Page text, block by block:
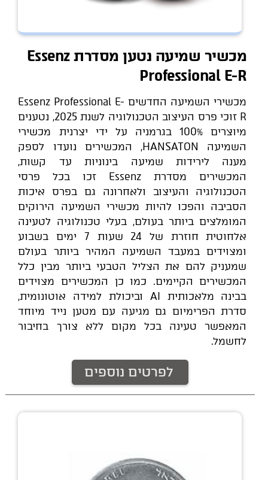
מכשיר שמיעה נטען מסדרת Essenz
Professional E-R
מכשירי השמיעה החדשים Essenz Professional E-
R זוכי פרס העיצוב הטכנולוגיה לשנת 2025, נטענים
מיוצרים 100% בגרמניה על ידי יצרנית מכשירי
השמיעה HANSATON, המכשירים נועדו לספק
מענה לירידות שמיעה בינוניות עד קשות,
המכשירים מסדרת Essenz זכו בכל פרסי
הטכנולוגיה והעיצוב ולאחרונה גם בפרס איכות
הסביבה והפכו להיות מכשירי השמיעה הירוקים
המומלצים ביותר בעולם, בעלי טכנולוגיה לטעינה
אלחוטית חוזרת של 24 שעות 7 ימים בשבוע
ומצוידים במעבד השמיעה המהיר ביותר בעולם
שמעניק להם את הצליל הטבעי ביותר מבין כלל
המכשירים הקיימים. כמו כן המכשירים מצוידים
בבינה מלאכותית AI וביכולת למידה אוטונומית,
סדרת הפרימיום גם מגיעה עם מטען נייד מיוחד
המאפשר טעינה בכל מקום ללא צורך בחיבור
לחשמל.
לפרטים נוספים